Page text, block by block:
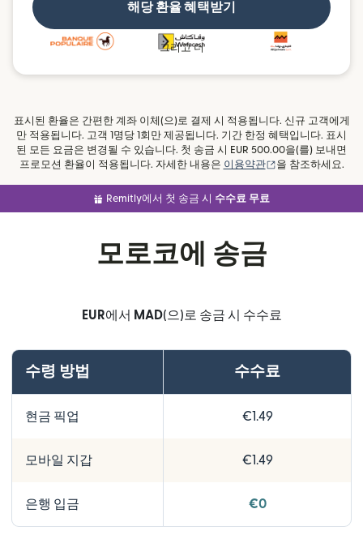
해당 환율 혜택받기
그리고 더
표시된 환율은 간편한 계좌 이체(으)로 결제 시 적용됩니다. 신규 고객에게
만 적용됩니다. 고객 1명당 1회만 제공됩니다. 기간 한정 혜택입니다. 표시
된 모든 요금은 변경될 수 있습니다. 첫 송금 시 EUR 500.00을(를) 보내면
프로모션 환율이 적용됩니다. 자세한 내용은 이용약관 (새 창에서 열림)
을 참조하세요.
Remitly에서 첫 송금 시 수수료 무료
모로코에 송금
EUR에서 MAD(으)로 송금 시 수수료
수령 방법 수수료
현금 픽업 €1.49
모바일 지갑 €1.49
은행 입금 €0